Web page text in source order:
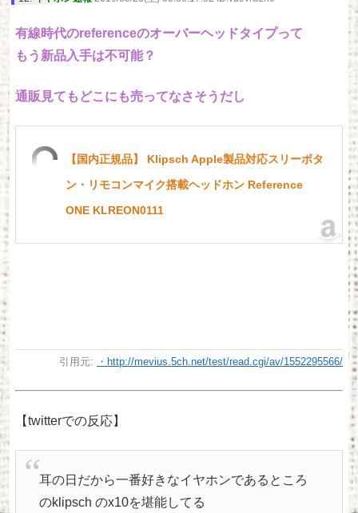
有線時代のreferenceのオーバーヘッドタイプって
もう新品入手は不可能？
通販見てもどこにも売ってなさそうだし
【国内正規品】 Klipsch Apple製品対応スリーボタ
ン・リモコンマイク搭載ヘッドホン Reference
ONE KLREON0111
引用元: ・http://mevius.5ch.net/test/read.cgi/av/1552295566/
【twitterでの反応】
耳の日だから一番好きなイヤホンであるところ
のklipsch のx10を堪能してる